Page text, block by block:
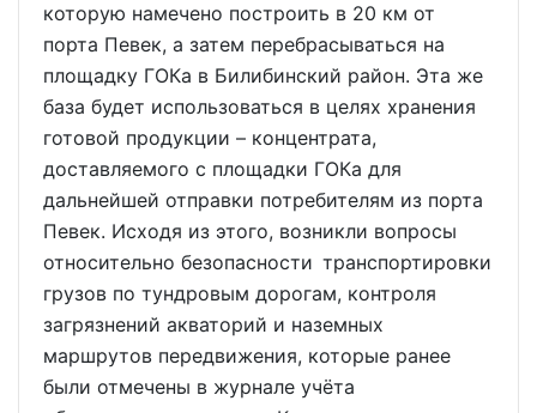
которую намечено построить в 20 км от
порта Певек, а затем перебрасываться на
площадку ГОКа в Билибинский район. Эта же
база будет использоваться в целях хранения
готовой продукции – концентрата,
доставляемого с площадки ГОКа для
дальнейшей отправки потребителям из порта
Певек. Исходя из этого, возникли вопросы
относительно безопасности транспортировки
грузов по тундровым дорогам, контроля
загрязнений акваторий и наземных
маршрутов передвижения, которые ранее
были отмечены в журнале учёта